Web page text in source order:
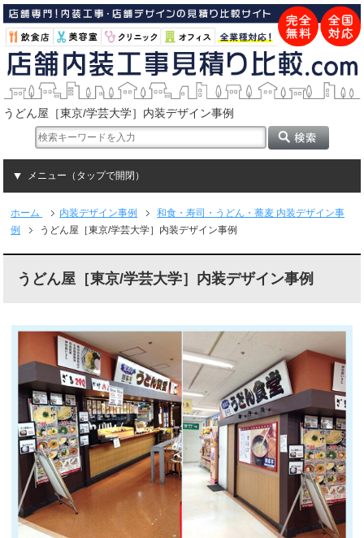
うどん屋［東京/学芸大学］内装デザイン事例
メニュー（タップで開閉）
ホーム 内装デザイン事例
和食・寿司・うどん・蕎麦 内装デザイン事
例
うどん屋［東京/学芸大学］内装デザイン事例
うどん屋［東京/学芸大学］内装デザイン事例